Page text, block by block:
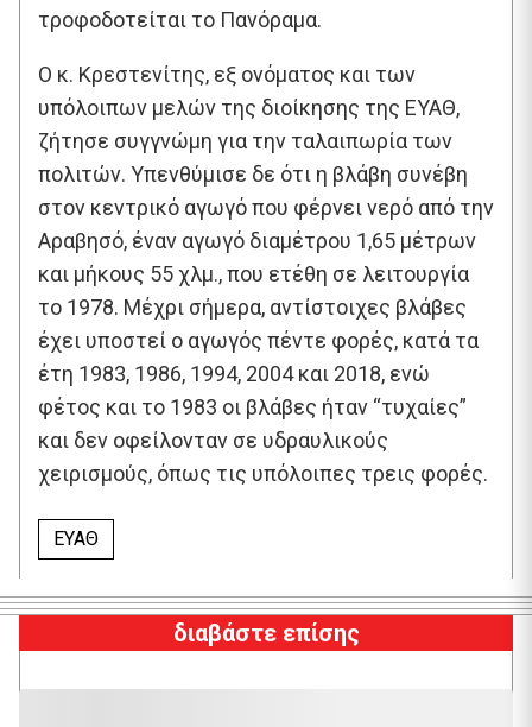
τροφοδοτείται το Πανόραμα.
Ο κ. Κρεστενίτης, εξ ονόματος και των
υπόλοιπων μελών της διοίκησης της ΕΥΑΘ,
ζήτησε συγγνώμη για την ταλαιπωρία των
πολιτών. Υπενθύμισε δε ότι η βλάβη συνέβη
στον κεντρικό αγωγό που φέρνει νερό από την
Αραβησό, έναν αγωγό διαμέτρου 1,65 μέτρων
και μήκους 55 χλμ., που ετέθη σε λειτουργία
το 1978. Μέχρι σήμερα, αντίστοιχες βλάβες
έχει υποστεί ο αγωγός πέντε φορές, κατά τα
έτη 1983, 1986, 1994, 2004 και 2018, ενώ
φέτος και το 1983 οι βλάβες ήταν “τυχαίες”
και δεν οφείλονταν σε υδραυλικούς
χειρισμούς, όπως τις υπόλοιπες τρεις φορές.
ΕΥΑΘ
διαβάστε επίσης